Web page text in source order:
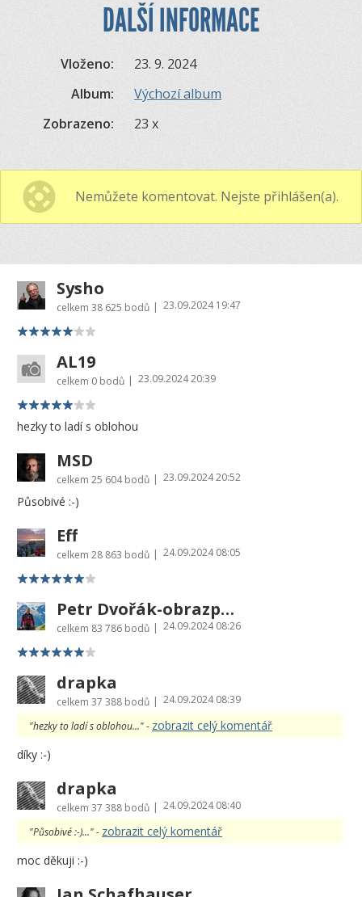
DALŠÍ INFORMACE
Vloženo:
23. 9. 2024
Album:
Výchozí album
Zobrazeno:
23 x
Nemůžete komentovat. Nejste přihlášen(a).
Sysho
celkem 38 625 bodů | 23.09.2024 19:47
AL19
celkem 0 bodů | 23.09.2024 20:39
hezky to ladí s oblohou
MSD
celkem 25 604 bodů | 23.09.2024 20:52
Působivé :-)
Eff
celkem 28 863 bodů | 24.09.2024 08:05
Petr Dvořák-obrazprovas.cz
celkem 83 786 bodů | 24.09.2024 08:26
drapka
celkem 37 388 bodů | 24.09.2024 08:39
"hezky to ladí s oblohou..." - zobrazit celý komentář
díky :-)
drapka
celkem 37 388 bodů | 24.09.2024 08:40
"Působivé :-)..." - zobrazit celý komentář
moc děkuji :-)